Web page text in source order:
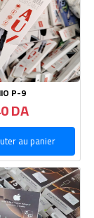
35W
DA
au panier